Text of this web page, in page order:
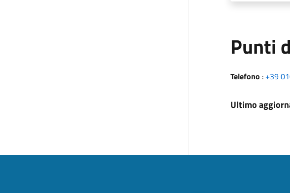
Punti
Telefono : +39
Ultimo